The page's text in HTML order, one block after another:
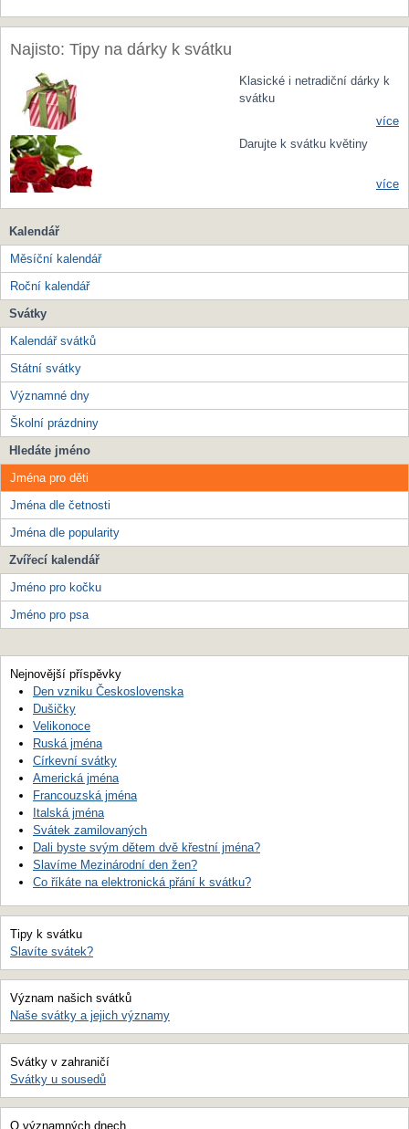
Najisto: Tipy na dárky k svátku
Klasické i netradiční dárky k
svátku
více
Darujte k svátku květiny
více
Kalendář
Měsíční kalendář
Roční kalendář
Svátky
Kalendář svátků
Státní svátky
Významné dny
Školní prázdniny
Hledáte jméno
Jména pro děti
Jména dle četnosti
Jména dle popularity
Zvířecí kalendář
Jméno pro kočku
Jméno pro psa
Nejnovější příspěvky
Den vzniku Československa
Dušičky
Velikonoce
Ruská jména
Církevní svátky
Americká jména
Francouzská jména
Italská jména
Svátek zamilovaných
Dali byste svým dětem dvě křestní jména?
Slavíme Mezinárodní den žen?
Co říkáte na elektronická přání k svátku?
Tipy k svátku
Slavíte svátek?
Význam našich svátků
Naše svátky a jejich významy
Svátky v zahraničí
Svátky u sousedů
O významných dnech